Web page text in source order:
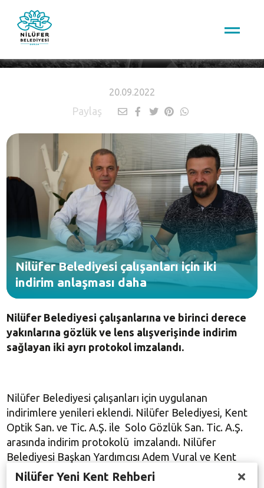
20.09.2022
Paylaş
Nilüfer Belediyesi çalışanları için iki
indirim anlaşması daha
Nilüfer Belediyesi çalışanlarına ve birinci derece
yakınlarına gözlük ve lens alışverişinde indirim
sağlayan iki ayrı protokol imzalandı.
Nilüfer Belediyesi çalışanları için uygulanan
indirimlere yenileri eklendi. Nilüfer Belediyesi, Kent
Optik San. ve Tic. A.Ş. ile Solo Gözlük San. Tic. A.Ş.
arasında indirim protokolü imzalandı. Nilüfer
Belediyesi Başkan Yardımcısı Adem Vural ve Kent
Optik’ten Ersen Sinanoğlu’nun imzaladığı protokol
Nilüfer Yeni Kent Rehberi